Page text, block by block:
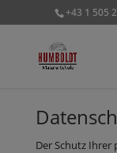
+43 1 505
Der Schutz Ihrer